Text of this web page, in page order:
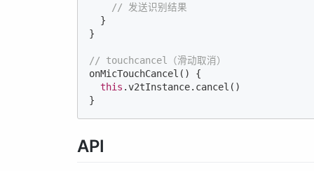
// 发送识别结果
  }
}
// touchcancel（滑动取消）
onMicTouchCancel() {
this .v2tInstance.cancel()
}
API